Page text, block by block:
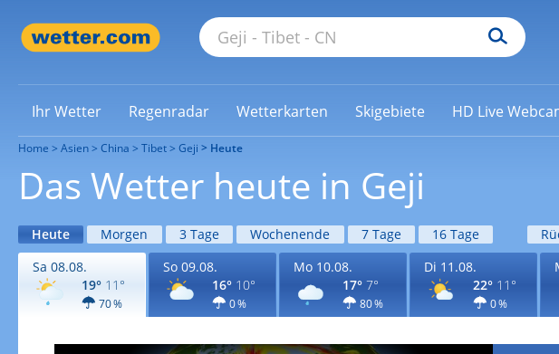
Ihr Wetter Regenradar Wetterkarten Skigebiete HD Live
Home Asien China Tibet Geji Heute
Das Wetter heute in Geji
Heute Morgen 3 Tage Wochenende 7 Tage 16 Tage
Sa 08.08.
19° 11°
70 %
So 09.08.
16° 10°
0 %
Mo 10.08.
17° 7°
80 %
Di 11.08.
22° 11°
0 %